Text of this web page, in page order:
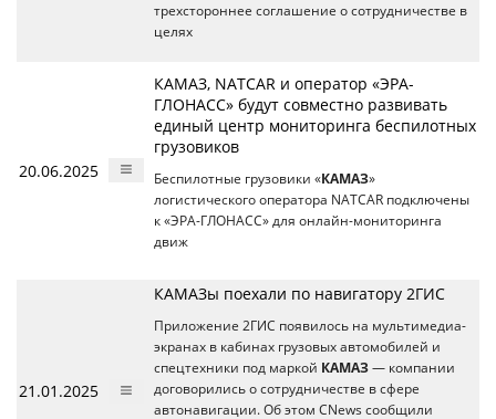
трехстороннее соглашение о сотрудничестве в
целях
20.06.2025
КАМАЗ, NATCAR и оператор «ЭРА-
ГЛОНАСС» будут совместно развивать
единый центр мониторинга беспилотных
грузовиков
Беспилотные грузовики «КАМАЗ»
логистического оператора NATCAR подключены
к «ЭРА-ГЛОНАСС» для онлайн-мониторинга
движ
21.01.2025
КАМАЗы поехали по навигатору 2ГИС
Приложение 2ГИС появилось на мультимедиа-
экранах в кабинах грузовых автомобилей и
спецтехники под маркой КАМАЗ — компании
договорились о сотрудничестве в сфере
автонавигации. Об этом CNews сообщили